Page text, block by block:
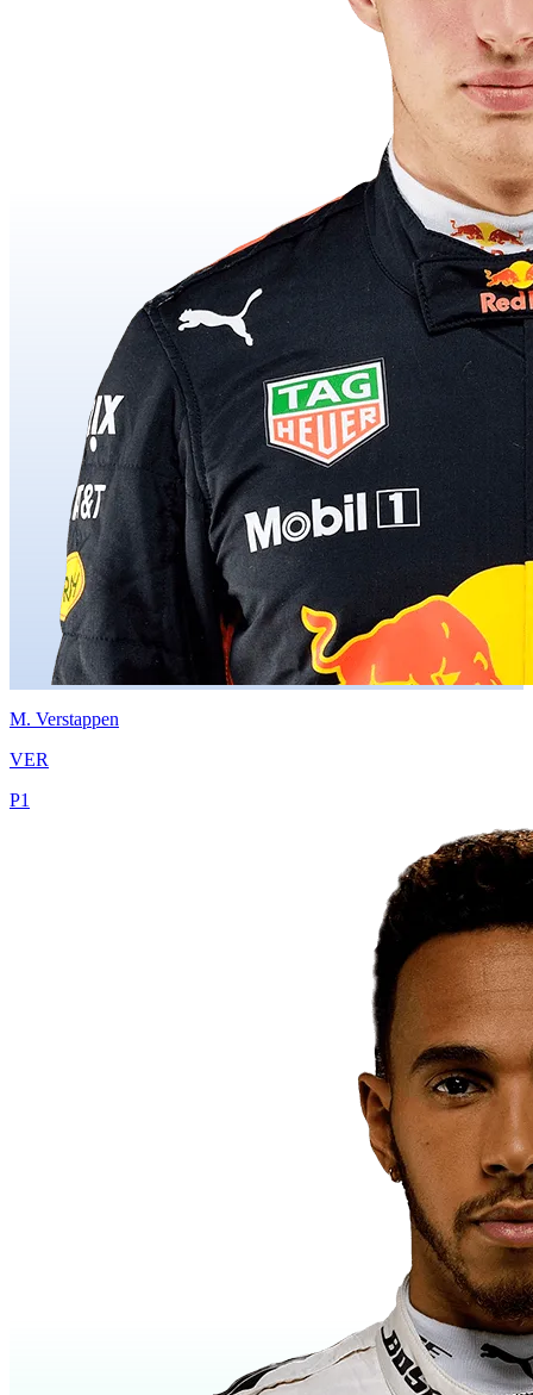
M. Verstappen
VER
P1